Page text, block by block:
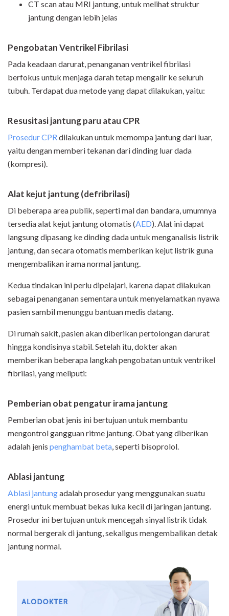
CT scan atau MRI jantung, untuk melihat struktur
jantung dengan lebih jelas
Pengobatan Ventrikel Fibrilasi
Pada keadaan darurat, penanganan ventrikel fibrilasi
berfokus untuk menjaga darah tetap mengalir ke seluruh
tubuh. Terdapat dua metode yang dapat dilakukan, yaitu:
Resusitasi jantung paru atau CPR
Prosedur CPRdilakukan untuk memompa jantung dari luar,
yaitu dengan memberi tekanan dari dinding luar dada
(kompresi).
Alat kejut jantung (defribrilasi)
Di beberapa area publik, seperti mal dan bandara, umumnya
tersedia alat kejut jantung otomatis (AED). Alat ini dapat
langsung dipasang ke dinding dada untuk menganalisis listrik
jantung, dan secara otomatis memberikan kejut listrik guna
mengembalikan irama normal jantung.
Kedua tindakan ini perlu dipelajari, karena dapat dilakukan
sebagai penanganan sementara untuk menyelamatkan nyawa
pasien sambil menunggu bantuan medis datang.
Di rumah sakit, pasien akan diberikan pertolongan darurat
hingga kondisinya stabil. Setelah itu, dokter akan
memberikan beberapa langkah pengobatan untuk ventrikel
fibrilasi, yang meliputi:
Pemberian obat pengatur irama jantung
Pemberian obat jenis ini bertujuan untuk membantu
mengontrol gangguan ritme jantung. Obat yang diberikan
adalah jenis penghambat beta, seperti bisoprolol.
Ablasi jantung
Ablasi jantungadalah prosedur yang menggunakan suatu
energi untuk membuat bekas luka kecil di jaringan jantung.
Prosedur ini bertujuan untuk mencegah sinyal listrik tidak
normal bergerak di jantung, sekaligus mengembalikan detak
jantung normal.